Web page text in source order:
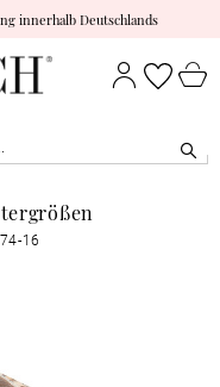
innerhalb Deutschlands
16